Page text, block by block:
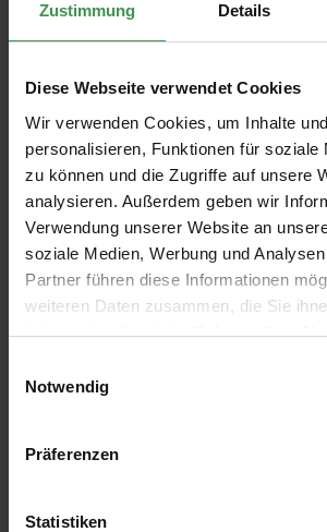
Zustimmung Details
Diese Webseite verwendet Cookies
Wir verwenden Cookies, um Inhalte
personalisieren, Funktionen für soziale
zu können und die Zugriffe auf unsere
analysieren. Außerdem geben wir
Verwendung unserer Website an
soziale Medien, Werbung und
Partner führen diese Informationen
weiteren Daten zusammen, die Sie
haben oder die sie im Rahmen Ihrer
Notwendig
Präferenzen
Statistiken
Empfohlenes
Produktgalerie überspringen
Kleisterroller